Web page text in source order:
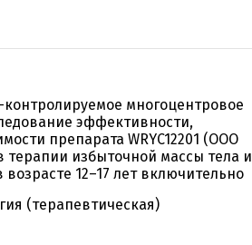
многоцентровое
эффективности,
препарата WRYC12201 (ООО
избыточной массы тела и
12–17 лет включительно
(терапевтическая)